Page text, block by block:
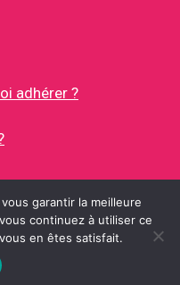
adhérer ?
• CONSTRUIT AVEC
garantir la meilleure
continuez à utiliser ce
en êtes satisfait.